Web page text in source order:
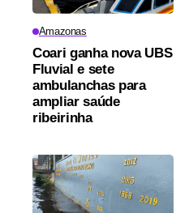
Amazonas
Coari ganha nova UBS
Fluvial e sete
ambulanchas para
ampliar saúde
ribeirinha